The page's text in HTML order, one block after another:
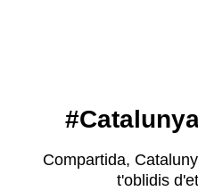
Compartida,
t'oblidis